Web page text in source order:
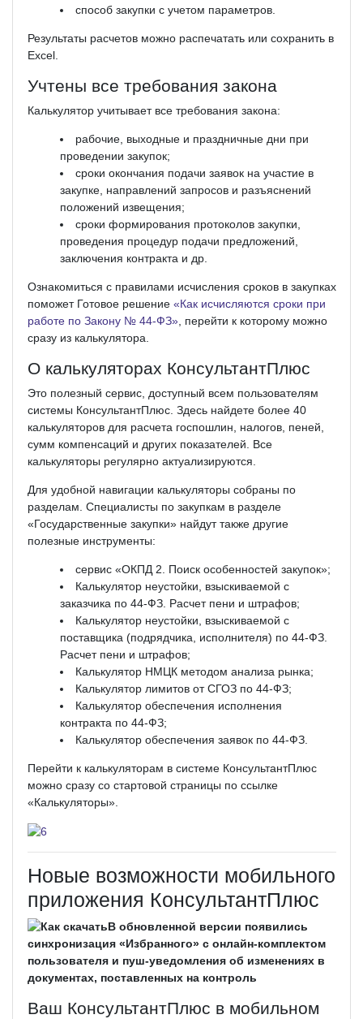
способ закупки с учетом параметров.
Результаты расчетов можно распечатать или сохранить в
Excel.
Учтены все требования закона
Калькулятор учитывает все требования закона:
рабочие, выходные и праздничные дни при
проведении закупок;
сроки окончания подачи заявок на участие в
закупке, направлений запросов и разъяснений
положений извещения;
сроки формирования протоколов закупки,
проведения процедур подачи предложений,
заключения контракта и др.
Ознакомиться с правилами исчисления сроков в закупках
поможет Готовое решение «Как исчисляются сроки при
работе по Закону № 44-­ФЗ», перейти к которому можно
сразу из калькулятора.
О калькуляторах КонсультантПлюс
Это полезный сервис, доступный всем пользователям
системы КонсультантПлюс. Здесь найдете более 40
калькуляторов для расчета госпошлин, налогов, пеней,
сумм компенсаций и других показателей. Все
калькуляторы регулярно актуализируются.
Для удобной навигации калькуляторы собраны по
разделам. Специалисты по закупкам в разделе
«Государственные закупки» найдут также другие
полезные инструменты:
сервис «ОКПД 2. Поиск особенностей закупок»;
Калькулятор неустойки, взыскиваемой с
заказчика по 44­-ФЗ. Расчет пени и штрафов;
Калькулятор неустойки, взыскиваемой с
поставщика (подрядчика, исполнителя) по 44-­ФЗ.
Расчет пени и штрафов;
Калькулятор НМЦК методом анализа рынка;
Калькулятор лимитов от СГОЗ по 44-­ФЗ;
Калькулятор обеспечения исполнения
контракта по 44-­ФЗ;
Калькулятор обеспечения заявок по 44-­ФЗ.
Перейти к калькуляторам в системе КонсультантПлюс
можно сразу со стартовой страницы по ссылке
«Калькуляторы».
Новые возможности мобильного
приложения КонсультантПлюс
В обновленной версии появились
синхронизация «Избранного» с онлайн-комплектом
пользователя и пуш-уведомления об изменениях в
документах, поставленных на контроль
Ваш КонсультантПлюс в мобильном